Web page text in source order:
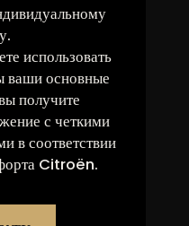
использовать
ваши основные
получите
с четкими
в соответствии
Citroën.